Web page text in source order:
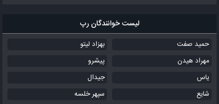
لیست خوانندگان رپ
حمید صفت
بهزاد لیتو
مهراد هیدن
پیشرو
یاس
جیدال
شایع
سپهر خلسه